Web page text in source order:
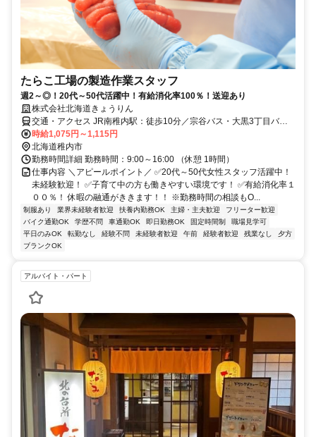
たらこ工場の製造作業スタッフ
週2～◎！20代～50代活躍中！有給消化率100％！送迎あり
株式会社北海道きょうりん
交通・アクセス JR南稚内駅：徒歩10分／宗谷バス・大黒3丁目バス
停より徒歩5分
時給1,075円～1,115円
北海道稚内市
勤務時間詳細 勤務時間：9:00～16:00 （休憩 1時間）
仕事内容 ＼アピールポイント／ ✅20代～50代女性スタッフ活躍中！
未経験歓迎！ ✅子育て中の方も働きやすい環境です！ ✅有給消化率１
００％！ 休暇の融通がききます！！ ※勤務時間の相談もO...
制服あり 業界未経験者歓迎 扶養内勤務OK 主婦・主夫歓迎
フリーター歓迎
バイク通勤OK
学歴不問 車通勤OK 即日勤務OK 固定時間制
職場見学可
平日のみOK
転勤なし 経験不問 未経験者歓迎 午前 経験者歓迎 残業なし
夕方
ブランクOK
アルバイト・パート